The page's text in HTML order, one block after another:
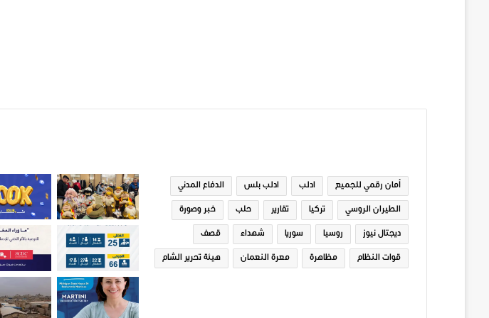
أمان رقمي للجميع ادلب ادلب بلس الدفاع المدني
الطيران الروسي تركيا تقارير حلب خبر وصورة
ديجتال نيوز روسيا سوريا شهداء قصف
قوات النظام مظاهرة معرة النعمان هيئة تحرير الشام